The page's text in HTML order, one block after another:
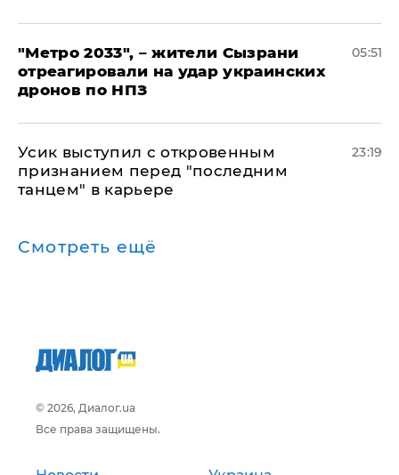
"Метро 2033", – жители Сызрани
отреагировали на удар украинских
дронов по НПЗ
05:51
Усик выступил с откровенным
признанием перед "последним
танцем" в карьере
23:19
Смотреть ещё
© 2026, Диалог.ua
Все права защищены.